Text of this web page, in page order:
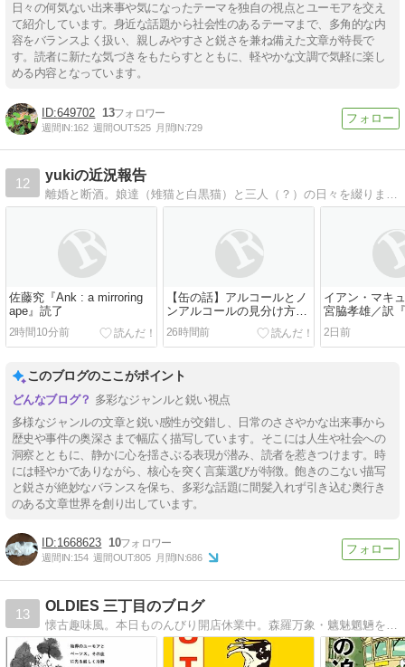
日々の何気ない出来事や気になったテーマを独自の視点とユーモアを交え
て紹介しています。身近な話題から社会性のあるテーマまで、多角的な内
容をバランスよく扱い、親しみやすさと鋭さを兼ね備えた文章が特長で
す。読者に新たな気づきをもたらすとともに、軽やかな文調で気軽に楽し
める内容となっています。
649702 13
週間IN:162 週間OUT:525 月間IN:729
12
yukiの近況報告
佐藤究『Ank : a mirroring
ape』読了
2時間10分前
【缶の話】アルコールとノ
ンアルコールの見分け方
【コンビニ等で】
26時間前
イアン・マキ
宮脇孝雄／訳
ガーデン』読了
2日前
このブログのここがポイント
多彩なジャンルと鋭い視点
多様なジャンルの文章と鋭い感性が交錯し、日常のささやかな出来事から
歴史や事件の奥深さまで幅広く描写しています。そこには人生や社会への
洞察とともに、静かに心を揺さぶる表現が潜み、読者を惹きつけます。時
には軽やかでありながら、核心を突く言葉選びが特徴。飽きのこない描写
と鋭さが絶妙なバランスを保ち、多彩な話題に間髪入れず引き込む奥行き
のある文章世界を創り出しています。
1668623 10
週間IN:154 週間OUT:805 月間IN:686
13
OLDIES 三丁目のブログ